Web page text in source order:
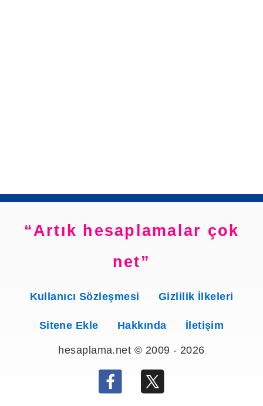
Artık hesaplamalar çok
net
Kullanıcı Sözleşmesi Gizlilik İlkeleri
Sitene Ekle Hakkında İletişim
hesaplama.net © 2009 - 2026